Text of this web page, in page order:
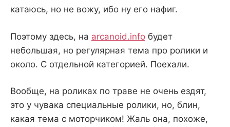
катаюсь, но не вожу, ибо ну его нафиг.
Поэтому здесь, на arcanoid.info будет
небольшая, но регулярная тема про ролики и
около. С отдельной категорией. Поехали.
Вообще, на роликах по траве не очень ездят,
это у чувака специальные ролики, но, блин,
какая тема с моторчиком! Жаль она, похоже,